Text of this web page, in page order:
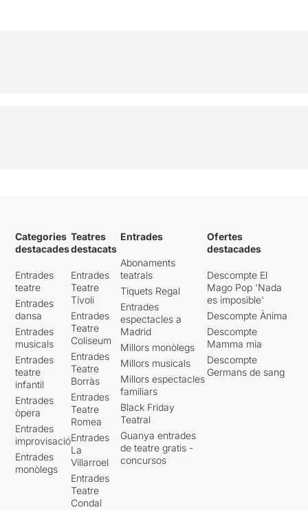
Categories
destacades
Entrades
teatre
Entrades
dansa
Entrades
musicals
Entrades
teatre
infantil
Entrades
òpera
Entrades
improvisació
Entrades
monòlegs
Teatres
destacats
Entrades
Teatre
Tívoli
Entrades
Teatre
Coliseum
Entrades
Teatre
Borràs
Entrades
Teatre
Romea
Entrades
La
Villarroel
Entrades
Teatre
Condal
Entrades
Abonaments
teatrals
Tiquets Regal
Entrades
espectacles a
Madrid
Millors monòlegs
Millors musicals
Millors espectacles
familiars
Black Friday
Teatral
Guanya entrades
de teatre gratis -
concursos
Ofertes
destacades
Descompte El
Mago Pop 'Nada
es imposible'
Descompte Ànima
Descompte
Mamma mia
Descompte
Germans de sang